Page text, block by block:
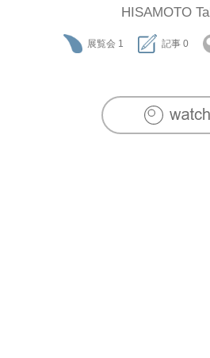
HISAMOTO
展覧会 1 記事 0